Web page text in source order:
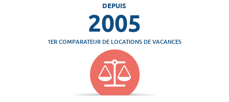
DEPUIS
2005
1ER COMPARATEUR DE LOCATIONS DE VACANCES